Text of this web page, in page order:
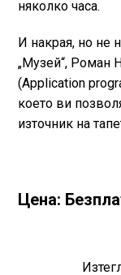
няколко часа.
И накрая, но не
„Музей“, Роман
(Application
което ви
източник на
Цена: